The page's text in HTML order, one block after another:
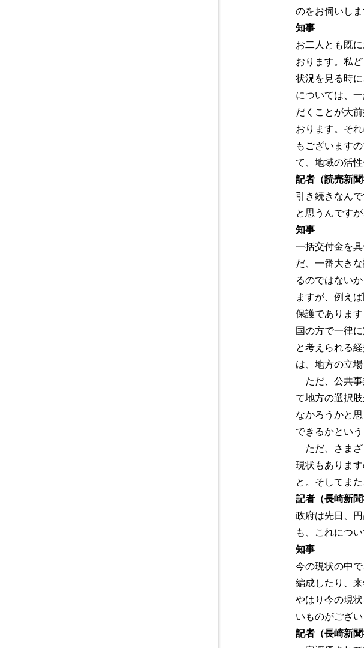
のをお伺いしま
知事
お二人とも既
おります。私
状況を見る時
については、
だくことが大
おります。そ
もございます
て、地域の活
記者（読売新聞
引き続きなん
と思うんです
知事
一括交付金を
だ、一番大き
るのではない
ますが、例え
保護でありま
国の方で一律
と考えられる
は、地方の立
ただ、公共事
て地方の選択
なかろうかと
できるかとい
ただ、さまざ
現状もありま
と。そしてま
記者（長崎新聞
政府は先日、
も、これにつ
知事
今の現状の中
編成したり、
やはり今の現
いものがござい
記者（長崎新聞